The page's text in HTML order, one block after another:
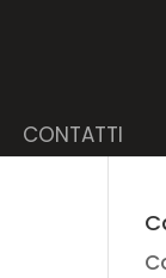
CONTATTI